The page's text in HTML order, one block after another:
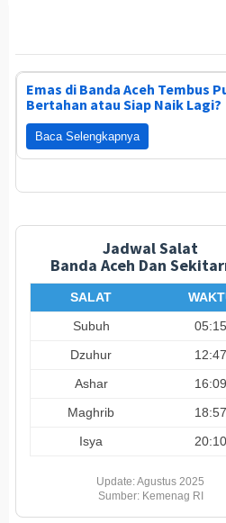
Emas di Banda Aceh Tembus
Bertahan atau Siap Naik Lagi?
Baca Selengkapnya
Jadwal Salat
Banda Aceh Dan
SALAT
Subuh
05:15
Dzuhur
12:47
Ashar
16:09
Maghrib
18:57
Isya
20:10
Update: Agustus 2025
Sumber: Kemenag RI